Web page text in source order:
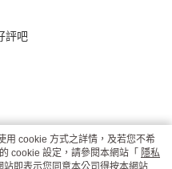
評吧
用 cookie 方式之詳情，及若您不希
cookie 設定，請參閱本網站「 隱私
即表示您同意本公司得按本網站使